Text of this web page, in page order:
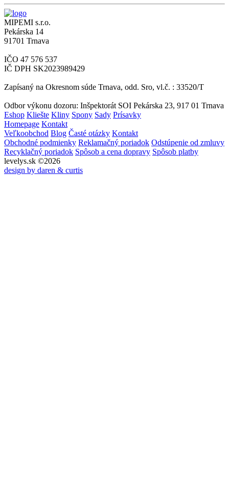
MIPEMI s.r.o.
Pekárska 14
91701 Trnava
IČO 47 576 537
IČ DPH SK2023989429
Zapísaný na Okresnom súde Trnava, odd. Sro, vl.č. : 33520/T
Odbor výkonu dozoru: Inšpektorát SOI Pekárska 23, 917 01 Trnava
Eshop Kliešte Kliny Spony Sady Prísavky
Homepage Kontakt
Veľkoobchod Blog Časté otázky Kontakt
Obchodné podmienky Reklamačný poriadok Odstúpenie od zmluvy
Recyklačný poriadok Spôsob a cena dopravy Spôsob platby
levelys.sk ©2026
design by daren & curtis